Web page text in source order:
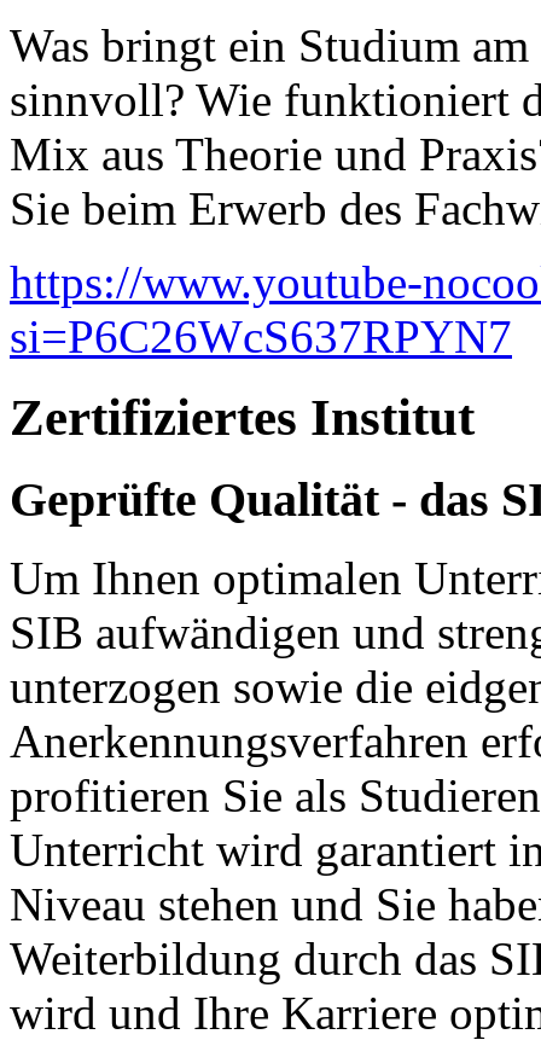
Was bringt ein Studium
sinnvoll? Wie funktioniert
Mix aus Theorie und
Sie beim Erwerb des
https://www.youtube-
si=P6C26WcS637RPYN7
Zertifiziertes Institut
Geprüfte Qualität - das
Um Ihnen optimalen
SIB aufwändigen und
unterzogen sowie die
Anerkennungsverfahren
profitieren Sie als
Unterricht wird garantiert
Niveau stehen und Sie
Weiterbildung durch das
wird und Ihre Karriere